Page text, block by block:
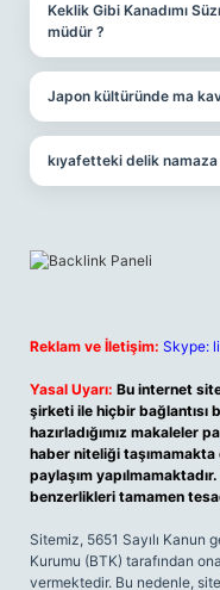
Keklik Gibi Kanadımı
müdür ?
Japon kültüründe ma
kıyafetteki delik
Reklam ve İletişim: Skype:
Yasal Uyarı: Bu internet
şirketi ile hiçbir bağlantısı
hazırladığımız makaleler
haber niteliği
paylaşım
benzerlikleri tamamen
Sitemiz, 5651 Sayılı
Kurumu (BTK) tarafından
vermektedir. Bu nedenle,